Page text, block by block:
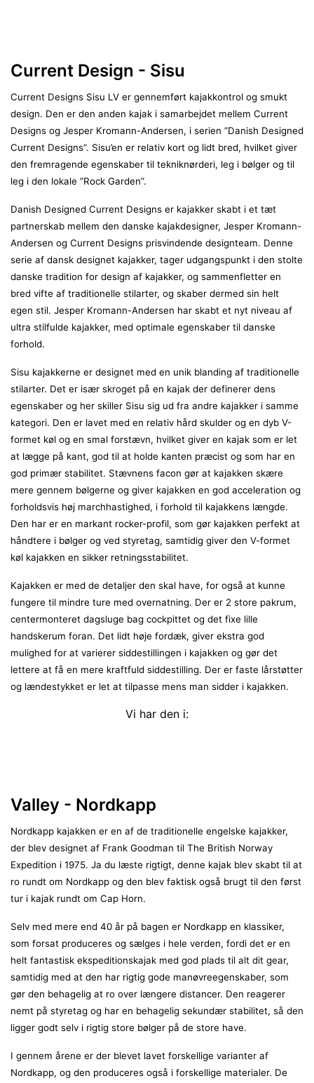
Current Design - Sisu
Current Designs Sisu LV er gennemført kajakkontrol og smukt
design. Den er den anden kajak i samarbejdet mellem Current
Designs og Jesper Kromann-Andersen, i serien ”Danish Designed
Current Designs”. Sisu’en er relativ kort og lidt bred, hvilket giver
den fremragende egenskaber til tekniknørderi, leg i bølger og til
leg i den lokale ”Rock Garden”.
Danish Designed Current Designs er kajakker skabt i et tæt
partnerskab mellem den danske kajakdesigner, Jesper Kromann-
Andersen og Current Designs prisvindende designteam. Denne
serie af dansk designet kajakker, tager udgangspunkt i den stolte
danske tradition for design af kajakker, og sammenfletter en
bred vifte af traditionelle stilarter, og skaber dermed sin helt
egen stil. Jesper Kromann-Andersen har skabt et nyt niveau af
ultra stilfulde kajakker, med optimale egenskaber til danske
forhold.
Sisu kajakkerne er designet med en unik blanding af traditionelle
stilarter. Det er især skroget på en kajak der definerer dens
egenskaber og her skiller Sisu sig ud fra andre kajakker i samme
kategori. Den er lavet med en relativ hård skulder og en dyb V-
formet køl og en smal forstævn, hvilket giver en kajak som er let
at lægge på kant, god til at holde kanten præcist og som har en
god primær stabilitet. Stævnens facon gør at kajakken skære
mere gennem bølgerne og giver kajakken en god acceleration og
forholdsvis høj marchhastighed, i forhold til kajakkens længde.
Den har er en markant rocker-profil, som gør kajakken perfekt at
håndtere i bølger og ved styretag, samtidig giver den V-formet
køl kajakken en sikker retningsstabilitet.
Kajakken er med de detaljer den skal have, for også at kunne
fungere til mindre ture med overnatning. Der er 2 store pakrum,
centermonteret dagsluge bag cockpittet og det fixe lille
handskerum foran. Det lidt høje fordæk, giver ekstra god
mulighed for at varierer siddestillingen i kajakken og gør det
lettere at få en mere kraftfuld siddestilling. Der er faste lårstøtter
og lændestykket er let at tilpasse mens man sidder i kajakken.
Vi har den i:
Valley - Nordkapp
Nordkapp kajakken er en af de traditionelle engelske kajakker,
der blev designet af Frank Goodman til The British Norway
Expedition i 1975. Ja du læste rigtigt, denne kajak blev skabt til at
ro rundt om Nordkapp og den blev faktisk også brugt til den først
tur i kajak rundt om Cap Horn.
Selv med mere end 40 år på bagen er Nordkapp en klassiker,
som forsat produceres og sælges i hele verden, fordi det er en
helt fantastisk ekspeditionskajak med god plads til alt dit gear,
samtidig med at den har rigtig gode manøvreegenskaber, som
gør den behagelig at ro over længere distancer. Den reagerer
nemt på styretag og har en behagelig sekundær stabilitet, så den
ligger godt selv i rigtig store bølger på de store have.
I gennem årene er der blevet lavet forskellige varianter af
Nordkapp, og den produceres også i forskellige materialer. De